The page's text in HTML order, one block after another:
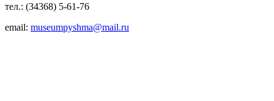
тел.: (34368) 5-61-76
email: museumpyshma@mail.ru